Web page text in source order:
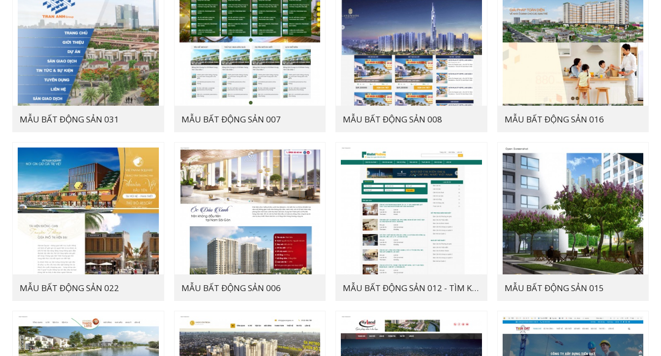
MẪU BẤT ĐỘNG SẢN 031 MẪU BẤT ĐỘNG SẢN 007 MẪU BẤT ĐỘNG SẢN 008 MẪU BẤT ĐỘNG SẢN 016
MẪU BẤT ĐỘNG SẢN 022 MẪU BẤT ĐỘNG SẢN 006 MẪU BẤT ĐỘNG SẢN 012 - TÌM KIẾM MẪU BẤT ĐỘNG SẢN 015